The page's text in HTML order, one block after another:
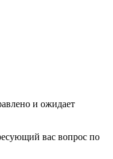
и ожидает
вас вопрос по